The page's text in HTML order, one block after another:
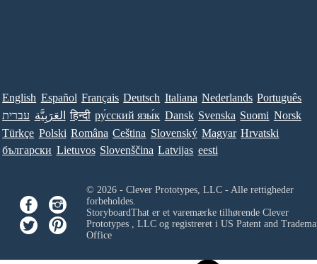
English Español Français Deutsch Italiana Nederlands Português
עברית العَرَبِيَّة हिन्दी ру́сский язы́к Dansk Svenska Suomi Norsk
Türkçe Polski Româna Ceština Slovenský Magyar Hrvatski
български Lietuvos Slovenščina Latvijas eesti
© 2026 - Clever Prototypes, LLC - Alle rettigheder
forbeholdes.
StoryboardThat er et varemærke tilhørende Clever
Prototypes , LLCog registreret i US Patent and
Office